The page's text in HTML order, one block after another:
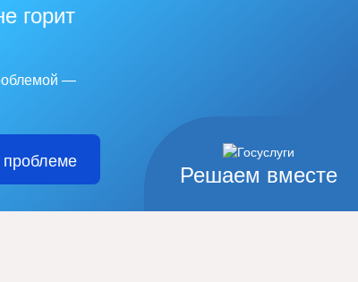
Решаем вместе
горит
—